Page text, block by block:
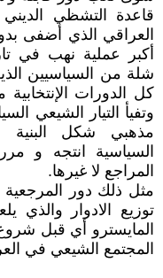
قاعدة التشظي
العراقي الذي أضفی
أکبر عملیة نهب في
شلة من السیاسیین
کل الدورات
وتفیأ التیار الشیعي
مذهبي شکل البنیة
السیاسیة انتجه و
المراجع لا غیرها.
مثل ذلك دور
توزیع الادوار والذي
المایسترو أي قبل
المجتمع الشیعي في العراق و